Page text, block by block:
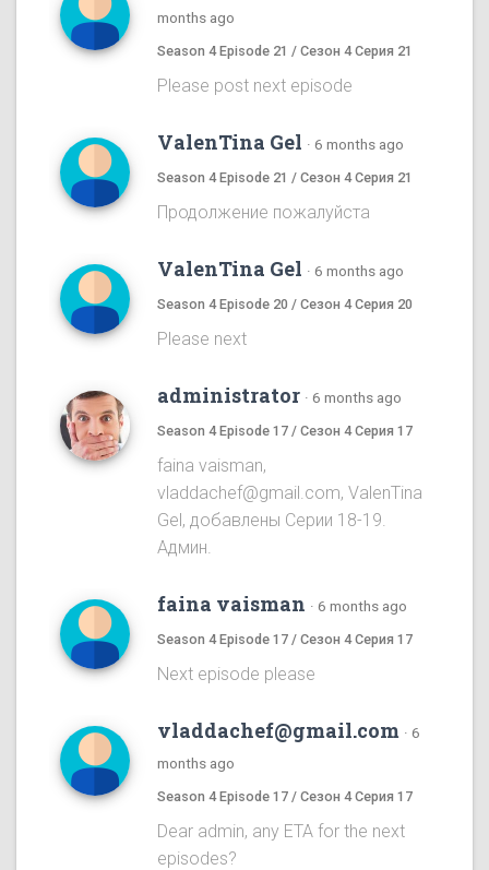
months ago
Season 4 Episode 21 / Сезон 4 Серия 21
Please post next episode
ValenTina Gel · 6 months ago
Season 4 Episode 21 / Сезон 4 Серия 21
Продолжение пожалуйста
ValenTina Gel · 6 months ago
Season 4 Episode 20 / Сезон 4 Серия 20
Please next
administrator · 6 months ago
Season 4 Episode 17 / Сезон 4 Серия 17
faina vaisman,
vladdachef@gmail.com, ValenTina
Gel, добавлены Серии 18-19.
Админ.
faina vaisman · 6 months ago
Season 4 Episode 17 / Сезон 4 Серия 17
Next episode please
vladdachef@gmail.com · 6
months ago
Season 4 Episode 17 / Сезон 4 Серия 17
Dear admin, any ETA for the next
episodes?